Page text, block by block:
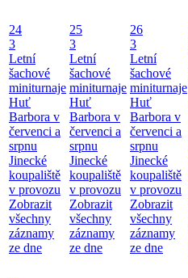
24
3
Letní
šachové
miniturnaje
Huť
Barbora v
červenci a
srpnu
Jinecké
koupaliště
v provozu
Zobrazit
všechny
záznamy
ze dne
25
3
Letní
šachové
miniturnaje
Huť
Barbora v
červenci a
srpnu
Jinecké
koupaliště
v provozu
Zobrazit
všechny
záznamy
ze dne
26
3
Letní
šachové
miniturnaje
Huť
Barbora v
červenci a
srpnu
Jinecké
koupaliště
v provozu
Zobrazit
všechny
záznamy
ze dne